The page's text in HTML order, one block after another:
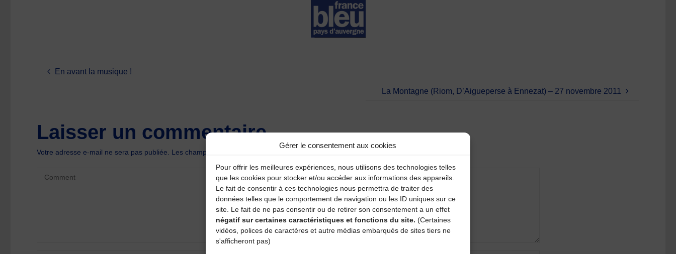
Gérer le consentement aux cookies
Pour offrir les meilleures expériences, nous utilisons des technologies telles
que les cookies pour stocker et/ou accéder aux informations des appareils.
Le fait de consentir à ces technologies nous permettra de traiter des
données telles que le comportement de navigation ou les ID uniques sur ce
site. Le fait de ne pas consentir ou de retirer son consentement a un effet
négatif sur certaines caractéristiques et fonctions du site. (Certaines
vidéos, polices de caractères et autre médias embarqués de sites tiers ne
s'afficheront pas)
En avant la musique !
La Montagne (Riom, D’Aigueperse à Ennezat) – 27 novembre 2011
Laisser un commentaire
Votre adresse e-mail ne sera pas publiée. Les champs obligatoires sont indiqués avec